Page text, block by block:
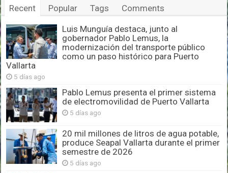
Recent Popular Tags Comments
Luis Munguía destaca, junto al
gobernador Pablo Lemus, la
modernización del transporte público
como un paso histórico para Puerto
Vallarta
5 días ago
Pablo Lemus presenta el primer sistema
de electromovilidad de Puerto Vallarta
5 días ago
20 mil millones de litros de agua potable,
produce Seapal Vallarta durante el primer
semestre de 2026
5 días ago